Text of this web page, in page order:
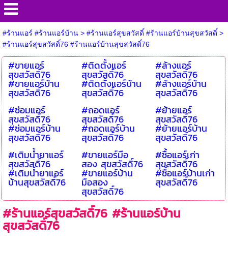
#ร้านแอร์ #ร้านแอร์บ้าน> #ร้านแอร์สุขสวัสดิ์ #ร้านแอร์บ้านสุขสวัสดิ์ >
#ร้านแอร์สุขสวัสดิ์76 #ร้านแอร์บ้านสุขสวัสดิ์76
#ขายแอร์
สุขสวัสดิ์76
#ขายแอร์บ้าน
สุขสวัสดิ์76
#ติดตั้งแอร์
สุขสวัสดิ์76
#ติดตั้งแอร์บ้าน
สุขสวัสดิ์76
#ล้างแอร์
สุขสวัสดิ์76
#ล้างแอร์บ้าน
สุขสวัสดิ์76
#ซ่อมแอร์
สุขสวัสดิ์76
#ซ่อมแอร์บ้าน
สุขสวัสดิ์76
#ถอดแอร์
สุขสวัสดิ์76
#ถอดแอร์บ้าน
สุขสวัสดิ์76
#ย้ายแอร์
สุขสวัสดิ์76
#ย้ายแอร์บ้าน
สุขสวัสดิ์76
#เติมน้ำยาแอร์
สุขสวัสดิ์76
#เติมน้ำยาแอร์
บ้านสุขสวัสดิ์76
#ขายแอร์มือ
สอง สุขสวัสดิ์76
#ขายแอร์บ้าน
มือสอง
สุขสวัสดิ์76
#ซื้อแอร์เก่า
สุขสวัสดิ์76
#ซื้อแอร์บ้านเก่า
สุขสวัสดิ์76
#ร้านแอร์สุขสวัสดิ์76 #ร้านแอร์บ้าน
สุขสวัสดิ์76